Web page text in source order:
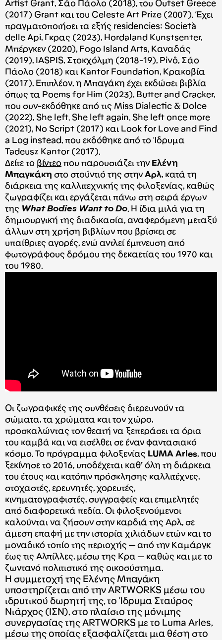
Artist Grant, Σάο Πάολο (2018), του Outset Greece
(2017) Grant και του Celeste Art Prize (2007). Έχει
πραγματοποιήσει τα εξής residencies: Società
delle Api, Γκρας (2023), Hordaland Kunstsenter,
Μπέργκεν (2020), Fogo Island Arts, Καναδάς
(2019), IASPIS, Στοκχόλμη (2018-19), Pivô, Σάο
Πάολο (2018) και Kantor Foundation, Κρακοβία
(2017). Επιπλέον, η Μπαγάκη έχει εκδώσει βιβλία
όπως τα Poems for Him (2023), Butter and Cracker,
που συν-εκδόθηκε από τις Miss Dialectic & Dolce
(2022), She left. She left again. She left once more
(2021), No Script (2017) και Look for Love and Find
a Log instead, που εκδόθηκε από το Ίδρυμα
Tadeusz Kantor (2017).
Δείτε το βίντεο που παρουσιάζει την Ελένη
Μπαγκάκη στο στούντιό της στην Αρλ, κατά τη
διάρκεια της καλλιτεχνικής της φιλοξενίας, καθώς
ζωγραφίζει και εργάζεται πάνω στη σειρά έργων
της What Bodies Want to Do. Η ίδια μιλά για τη
δημιουργική της διαδικασία, αναφερόμενη μεταξύ
άλλων στη χρήση βιβλίων που βρίσκει σε
υπαίθριες αγορές, ενώ αντλεί έμπνευση από
φωτογράφους δρόμου της δεκαετίας του 1970 και
του 1980.
Οι ζωγραφικές της συνθέσεις διερευνούν τα
σώματα, τα χρώματα και τον χώρο,
προσκαλώντας τον θεατή να ξεπεράσει τα όρια
του καμβά και να εισέλθει σε έναν φαντασιακό
κόσμο. Το πρόγραμμα φιλοξενίας LUMA Arles, που
ξεκίνησε το 2016, υποδέχεται καθ’ όλη τη διάρκεια
του έτους και κατόπιν πρόσκλησης καλλιτέχνες,
στοχαστές, ερευνητές, χορευτές,
κινηματογραφιστές, συγγραφείς και επιμελητές
από διαφορετικά πεδία. Οι φιλοξενούμενοι
καλούνται να ζήσουν στην καρδιά της Αρλ, σε
άμεση επαφή με την ιστορία χιλιάδων ετών και το
μοναδικό τοπίο της περιοχής — από την Καμάργκ
έως τις Αλπίλλες, μέσω της Κρα — καθώς και με το
ζωντανό πολιτιστικό της οικοσύστημα.
Η συμμετοχή της Eλένης Μπαγάκη
υποστηρίζεται από την ARTWORKS μέσω του
ιδρυτικού δωρητή της, το Ίδρυμα Σταύρος
Νιάρχος (ΙΣΝ), στο πλαίσιο της μόνιμης
συνεργασίας της ARTWORKS με το Luma Arles,
μέσω της οποίας εξασφαλίζεται μια θέση στο